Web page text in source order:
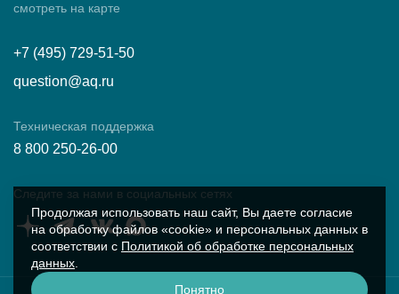
смотреть на карте
+7 (495) 729-51-50
question@aq.ru
Техническая поддержка
8 800 250-26-00
Следите за нами в социальных сетях
Продолжая использовать наш сайт, Вы даете согласие
на обработку файлов «cookie» и персональных данных в
соответствии с Политикой об обработке персональных
данных
Понятно